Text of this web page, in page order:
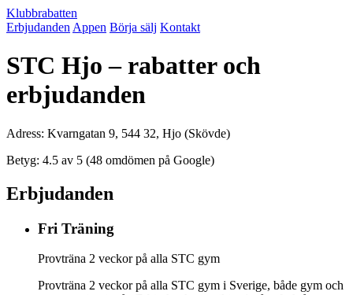
Klubbrabatten
Erbjudanden Appen Börja sälj Kontakt
STC Hjo – rabatter och
erbjudanden
Adress: Kvarngatan 9, 544 32, Hjo (Skövde)
Betyg: 4.5 av 5 (48 omdömen på Google)
Erbjudanden
Fri Träning
Provträna 2 veckor på alla STC gym
Provträna 2 veckor på alla STC gym i Sverige, både gym och